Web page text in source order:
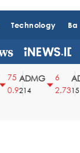
Technology
75
0.9
ADMG
214
2.731510